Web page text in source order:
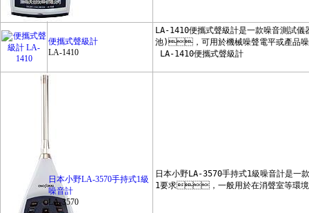
台灣固緯GWINSTEK
日本力新寶SHIMPO
日本小野ONOSOKKI
奧林巴斯OLYMPUS
德國喜利得HILTI
德國PHYNIX
便攜式聲級計
LA-1410
日本小野LA-3570手持式1級
噪音計
LA-3570